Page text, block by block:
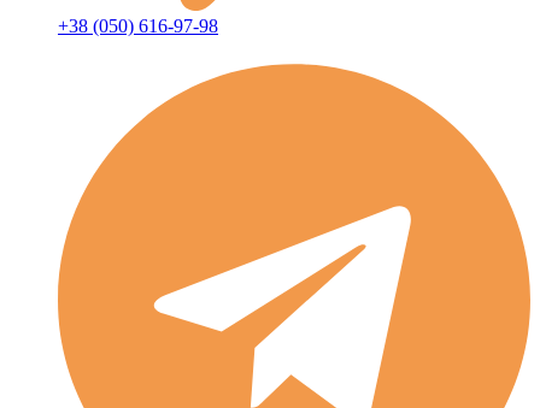
+38 (050) 616-97-98